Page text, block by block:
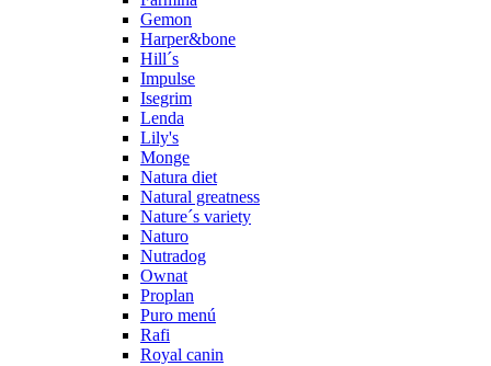
Gemon
Harper&bone
Hill´s
Impulse
Isegrim
Lenda
Lily's
Monge
Natura diet
Natural greatness
Nature´s variety
Naturo
Nutradog
Ownat
Proplan
Puro menú
Rafi
Royal canin